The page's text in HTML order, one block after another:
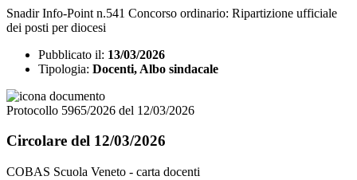
Snadir Info-Point n.541 Concorso ordinario: Ripartizione ufficiale
dei posti per diocesi
Pubblicato il: 13/03/2026
Tipologia: Docenti, Albo sindacale
Protocollo 5965/2026 del 12/03/2026
Circolare del 12/03/2026
COBAS Scuola Veneto - carta docenti